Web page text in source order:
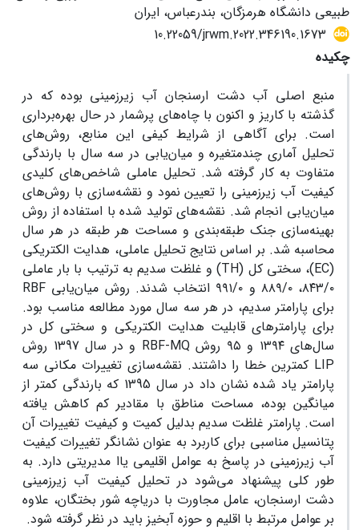
طبیعی دانشگاه هرمزگان، بندرعباس، ایران
10.22059/jrwm.2022.346190.1673
چکیده
منبع اصلی آب دشت ارسنجان آب زیرزمینی بوده که در
گذشته با کاریز و اکنون با چاه‌های پرشمار در حال بهره‌برداری
است. برای آگاهی از شرایط کیفی این منابع، روش‌های
تحلیل آماری چندمتغیره و میان‌یابی در سه سال با بارندگی
متفاوت به کار گرفته شد. تحلیل عاملی شاخص‌های کلیدی
کیفیت آب زیرزمینی را تعیین نمود و نقشه‌سازی با روش‌های
میان‌یابی انجام شد. نقشه‌های تولید شده با استفاده از روش
بهینه‌سازی جنک طبقه‌بندی و مساحت هر طبقه در هر سال
محاسبه شد. بر اساس نتایج تحلیل عاملی، هدایت الکتریکی
(EC)، سختی کل (TH) و غلظت سدیم به ترتیب با بار عاملی
۸۴۳/۰، ۸۸۹/۰ و ۹۹۱/۰ انتخاب شدند. روش میان‌یابی RBF
برای پارامتر سدیم، در هر سه سال مورد مطالعه مناسب بود.
برای پارامترهای قابلیت هدایت الکتریکی و سختی کل در
سال‌های ۱۳۹۴ و ۹۵ روش RBF-MQ و در سال 1397 روش
LIP کمترین خطا را داشتند. نقشه‌سازی تغییرات مکانی سه
پارامتر یاد شده نشان داد در سال 1395 که بارندگی کمتر از
میانگین بوده، مساحت مناطق با مقادیر کم کاهش یافته
است. پارامتر غلظت سدیم بدلیل کمیت و کیفیت تغییرات آن
پتانسیل مناسبی برای کاربرد به عنوان نشانگر تغییرات کیفیت
آب زیرزمینی در پاسخ به عوامل اقلیمی یاا مدیریتی دارد. به
طور کلی پیشنهاد می‌شود در تحلیل کیفیت آب زیرزمینی
دشت ارسنجان، عامل مجاورت با دریاچه شور بختگان، علاوه
بر عوامل مرتبط با اقلیم و حوزه آبخیز باید در نظر گرفته شود.